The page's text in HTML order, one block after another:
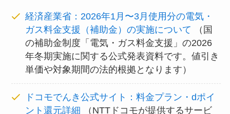
経済産業省：2026年1月〜3月使用分の電気・
ガス料金支援（補助金）の実施について
（国
の補助金制度「電気・ガス料金支援」の2026
年冬期実施に関する公式発表資料です。値引き
単価や対象期間の法的根拠となります）
ドコモでんき公式サイト：料金プラン・dポイ
ント還元詳細 （NTTドコモが提供するサービ